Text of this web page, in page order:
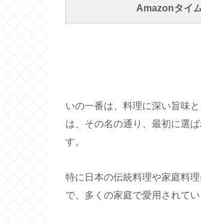
Amazonタイ
いの一番は、料理に深い旨味
は、その名の通り、最初に選
す。
特に日本の伝統料理や家庭料
で、多くの家庭で愛用されてい